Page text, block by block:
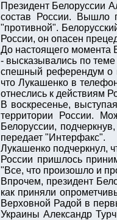
Президент Белоруссии
состав России. Вышло
"противной".
России, он опасен
До настоящего момента
- высказывались по
спешный референдум о
что Лукашенко в
отнеслись к действиям
В воскресенье,
территории России.
Белоруссии,
передает "Интерфакс".
Лукашенко подчеркнул,
России пришлось
"Все, что произошло и
Впрочем, президент
как приняли
Верховной Радой в
Украины Александр